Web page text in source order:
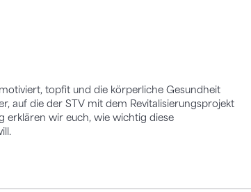
topfit und die körperliche Gesundheit
auf die der STV mit dem Revitalisierungsprojekt
erklären wir euch, wie wichtig diese